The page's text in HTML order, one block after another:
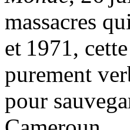
massacres
et 1971,
purement
pour